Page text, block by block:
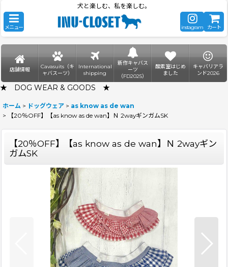
犬と楽しむ、私を楽しむ。
メニュー instagram カート
店舗情報
Cavasuits（キ
ャバスーツ）
International
shipping
新作キャバス
ーツ
（FD2025）
酸素室はじめ
ました
キャバリアラ
ンド2026
★ DOG WEAR & GOODS ★
ホーム > ドッグウェア > as know as de wan
>
【20％OFF】【as know as de wan】Ｎ 2wayギンガムSK
【20％OFF】【as know as de wan】Ｎ 2wayギン
ガムSK